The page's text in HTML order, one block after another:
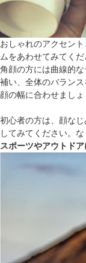
おしゃれのアクセン
ムをあわせてみてく
角顔の方には曲線的
補い、全体のバラン
顔の幅に合わせましょ
初心者の方は、顔な
してみてください。
スポーツやアウトドア